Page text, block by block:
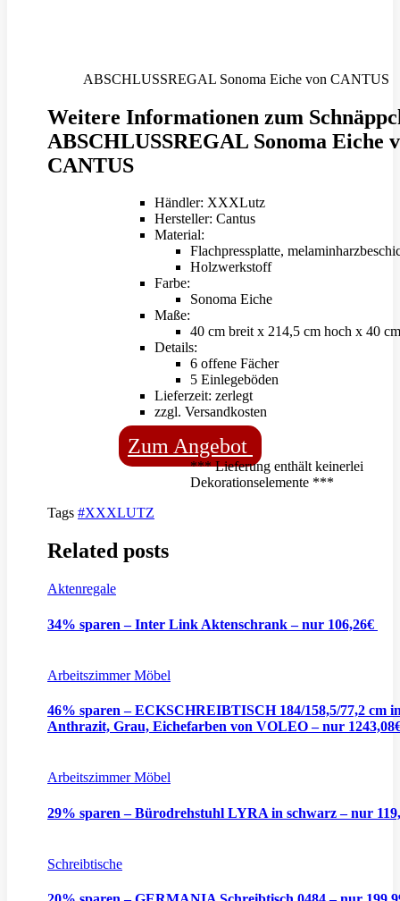
ABSCHLUSSREGAL Sonoma Eiche von CANTUS
Weitere Informationen zum
ABSCHLUSSREGAL Sonoma Eiche
CANTUS
Händler: XXXLutz
Hersteller: Cantus
Material:
Flachpressplatte,
Holzwerkstoff
Farbe:
Sonoma Eiche
Maße:
40 cm breit x 214,5 cm hoch x 40
Details:
6 offene Fächer
5 Einlegeböden
Lieferzeit: zerlegt
zzgl. Versandkosten
Zum Angebot
*** Lieferung enthält keinerlei
Dekorationselemente ***
Tags #XXXLUTZ
Related posts
Aktenregale
34% sparen – Inter Link Aktenschrank – nur 106,26€
Arbeitszimmer Möbel
46% sparen – ECKSCHREIBTISCH 184/158,5/77,2 cm
Anthrazit, Grau, Eichefarben von VOLEO – nur
Arbeitszimmer Möbel
29% sparen – Bürodrehstuhl LYRA in schwarz – nur
Schreibtische